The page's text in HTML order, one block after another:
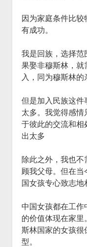
因为家庭条件比
有成功。
我是回族，选择范
果娶非穆斯林，就
入，同为穆斯林的
但是加入民族这件
太多。我觉得感
于彼此的交流和相
出太多
除此之外，我也不
顾我父母。但在当
国女孩专心致志地
中国女孩都在工作
的价值体现在家
斯林国家的女孩很
型。